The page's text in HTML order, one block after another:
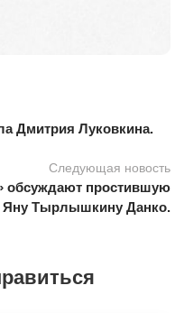
Дмитрия Луковкина.
Следующая новость
обсуждают простившую
Тырлышкину Данко.